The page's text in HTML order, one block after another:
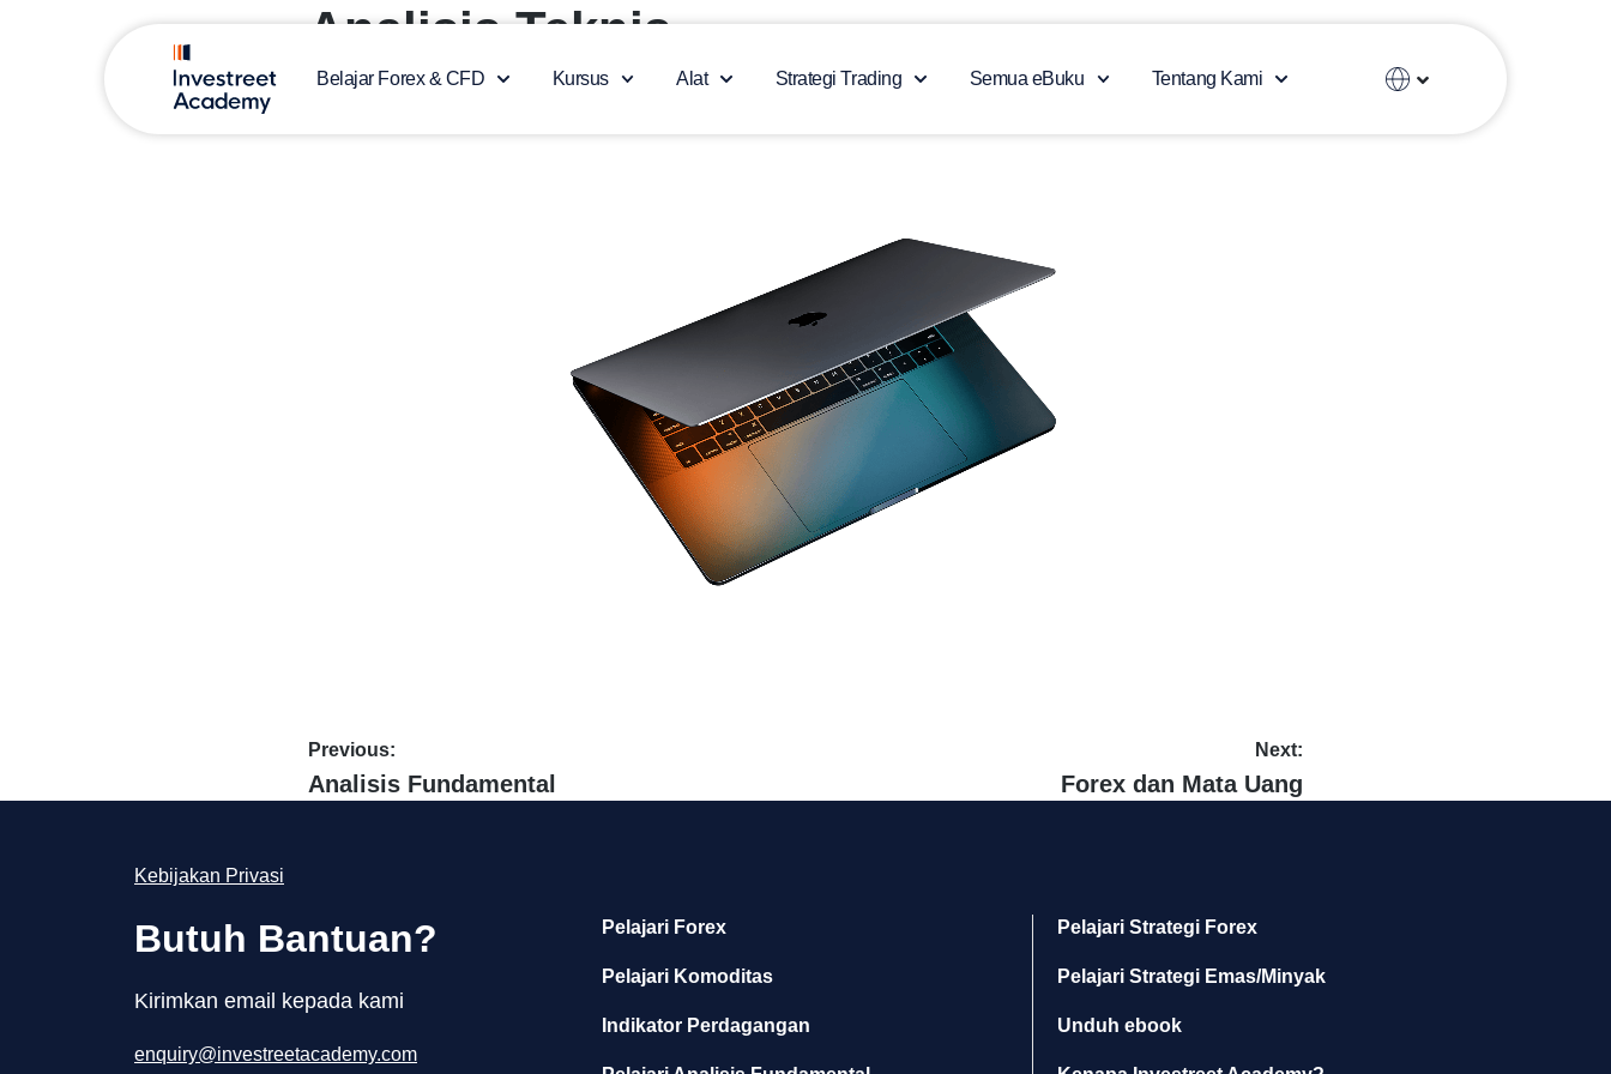
Belajar Forex & CFD Kursus Alat Strategi Trading Semua eBuku Tentang Kami
Analisis Teknis
Previous:
Analisis Fundamental
Next:
Forex dan Mata Uang
Kebijakan Privasi
Butuh Bantuan?
Kirimkan email kepada kami
enquiry@investreetacademy.com
Pelajari Forex
Pelajari Komoditas
Indikator Perdagangan
Pelajari Strategi Forex
Pelajari Strategi Emas/Minyak
Unduh ebook